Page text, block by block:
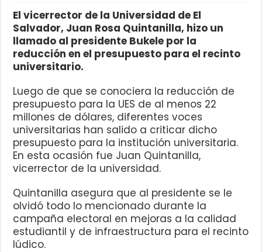
El vicerrector de la Universidad de El
Salvador, Juan Rosa Quintanilla, hizo un
llamado al presidente Bukele por la
reducción en el presupuesto para el recinto
universitario.
Luego de que se conociera la reducción de
presupuesto para la UES de al menos 22
millones de dólares, diferentes voces
universitarias han salido a criticar dicho
presupuesto para la institución universitaria.
En esta ocasión fue Juan Quintanilla,
vicerrector de la universidad.
Quintanilla asegura que al presidente se le
olvidó todo lo mencionado durante la
campaña electoral en mejoras a la calidad
estudiantil y de infraestructura para el recinto
lúdico.